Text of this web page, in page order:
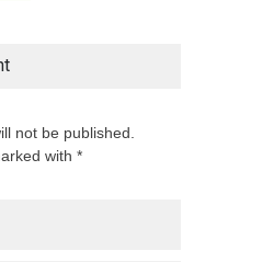
not be published.
with *